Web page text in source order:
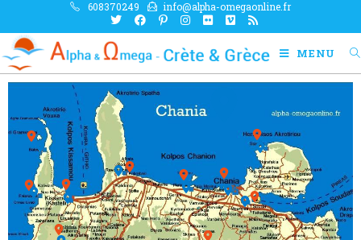
608370249 info@alpha-omegaonline.fr
MENU